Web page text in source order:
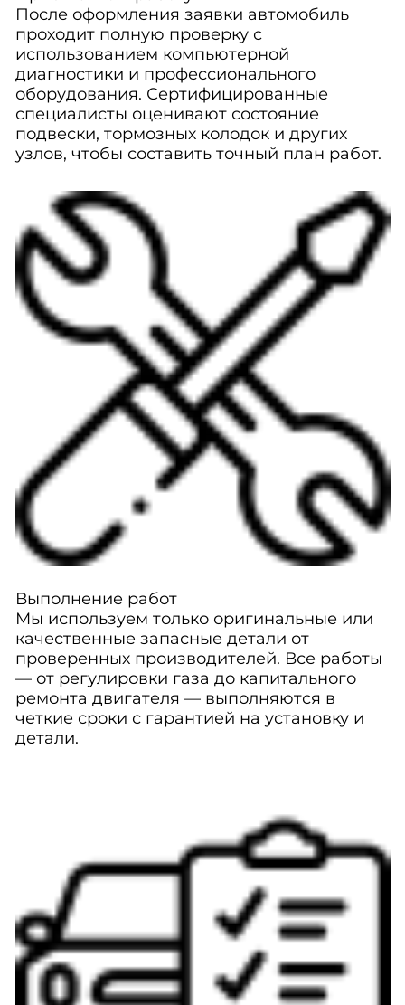
После оформления заявки автомобиль
проходит полную проверку с
использованием компьютерной
диагностики и профессионального
оборудования. Сертифицированные
специалисты оценивают состояние
подвески, тормозных колодок и других
узлов, чтобы составить точный план работ.
Выполнение работ
Мы используем только оригинальные или
качественные запасные детали от
проверенных производителей. Все работы
— от регулировки газа до капитального
ремонта двигателя — выполняются в
четкие сроки с гарантией на установку и
детали.